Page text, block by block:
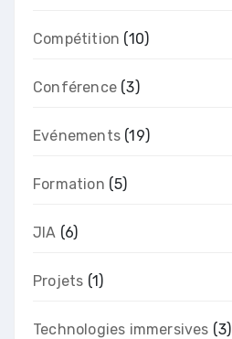
Compétition (10)
Conférence (3)
Evénements (19)
Formation (5)
JIA (6)
Projets (1)
Technologies immersives (3)